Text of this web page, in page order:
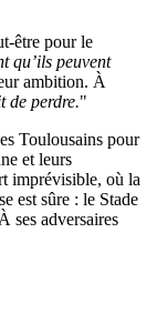
être pour le
qu’ils peuvent
ambition. À
de perdre."
Toulousains pour
et leurs
imprévisible, où la
est sûre : le Stade
ses adversaires